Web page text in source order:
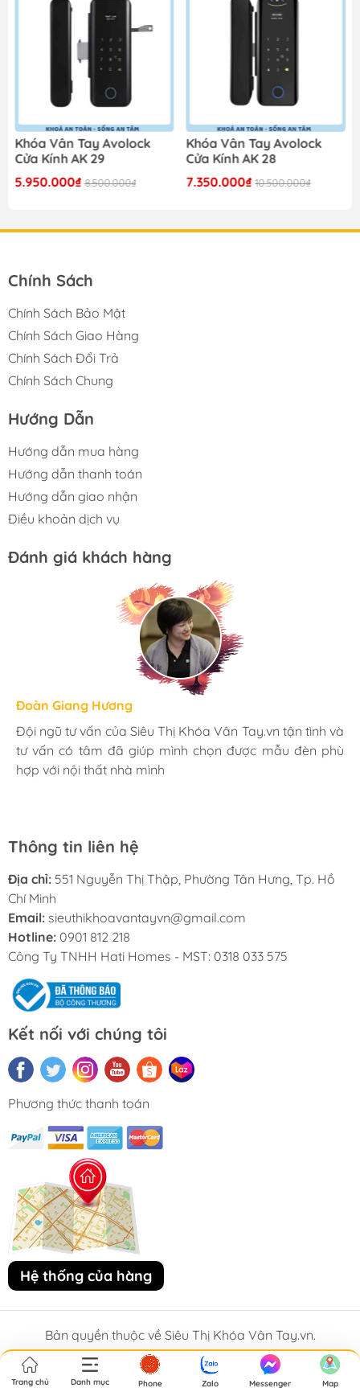
Khóa Vân Tay Avolock
Cửa Kính AK 29
5.950.000₫ 8.500.000₫
Khóa Vân Tay Avolock
Cửa Kính AK 28
7.350.000₫ 10.500.000₫
Chính Sách
Chính Sách Bảo Mật
Chính Sách Giao Hàng
Chính Sách Đổi Trả
Chính Sách Chung
Hướng Dẫn
Hướng dẫn mua hàng
Hướng dẫn thanh toán
Hướng dẫn giao nhận
Điều khoản dịch vụ
Đánh giá khách hàng
Hương Suri
Mình rất ưng khi đến Siêu Thị Khóa Vân Tay.vn. Ở đây
có rất nhiều mặt hàng phong phú, tha hồ lựa chọn.
Nhân viên chuyên nghiệp, nhiệt tình. Chúc Hati ngày
Đoàn Giang Hương
Đội ngũ tư vấn của Siêu Thị Khóa Vân Tay.vn tận tình và
tư vấn có tâm đã giúp mình chọn được mẫu đèn phù
hợp với nội thất nhà mình
Ngọc Anh
Mua đèn tại Siêu Thị Khóa Vân Tay.vn mình hoàn toàn
yên tâm với chính sách bảo hành 24 tháng tại nhà. Bạn
kĩ thuật lắp đặt rất cận thận và chu đáo
Thông tin liên hệ
Địa chỉ: 551 Nguyễn Thị Thập, Phường Tân Hưng, Tp. Hồ
Chí Minh
Email: sieuthikhoavantayvn@gmail.com
Hotline: 0901 812 218
Công Ty TNHH Hati Homes - MST: 0318 033 575
Kết nối với chúng tôi
Phương thức thanh toán
Hệ thống của hàng
Bản quyền thuộc về Siêu Thị Khóa Vân Tay.vn.
Trang chủ Danh mục Phone Zalo Messenger Map